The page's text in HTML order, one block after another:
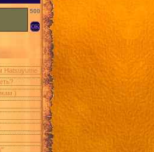
500
Hatsuyume
)